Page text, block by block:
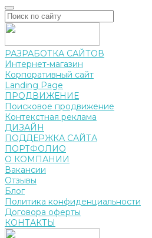
РАЗРАБОТКА САЙТОВ
Интернет-магазин
Корпоративный сайт
Landing Page
ПРОДВИЖЕНИЕ
Поисковое продвижение
Контекстная реклама
ДИЗАЙН
ПОДДЕРЖКА САЙТА
ПОРТФОЛИО
О КОМПАНИИ
Вакансии
Отзывы
Блог
Политика конфиденциальности
Договора оферты
КОНТАКТЫ